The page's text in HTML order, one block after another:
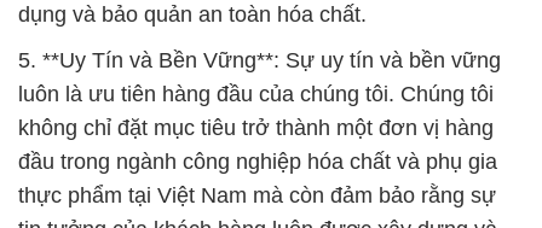
dụng và bảo quản an toàn hóa chất.
5. **Uy Tín và Bền Vững**: Sự uy tín và bền vững
luôn là ưu tiên hàng đầu của chúng tôi. Chúng tôi
không chỉ đặt mục tiêu trở thành một đơn vị hàng
đầu trong ngành công nghiệp hóa chất và phụ gia
thực phẩm tại Việt Nam mà còn đảm bảo rằng sự